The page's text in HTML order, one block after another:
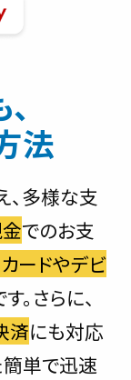
法
、多様な支
でのお支
ードやデビ
。さらに、
済にも対応
簡単で迅速